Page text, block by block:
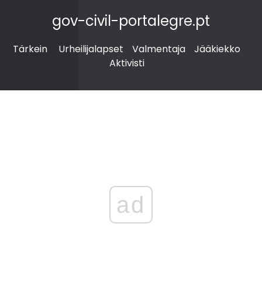
gov-civil-portalegre.pt
Tärkein Urheilijalapset Valmentaja
Jääkiekko
Aktivisti
ad